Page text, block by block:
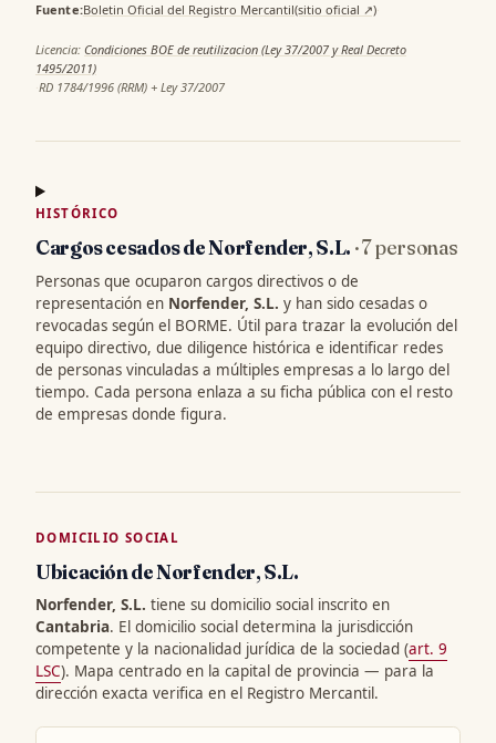
Fuente:Boletin Oficial del Registro Mercantil(sitio oficial ↗)·
Licencia: Condiciones BOE de reutilizacion (Ley 37/2007 y Real Decreto
1495/2011)
·RD 1784/1996 (RRM) + Ley 37/2007
HISTÓRICO
Cargos cesados de Norfender, S.L. · 7 personas
Personas que ocuparon cargos directivos o de
representación en Norfender, S.L. y han sido cesadas o
revocadas según el BORME. Útil para trazar la evolución del
equipo directivo, due diligence histórica e identificar redes
de personas vinculadas a múltiples empresas a lo largo del
tiempo. Cada persona enlaza a su ficha pública con el resto
de empresas donde figura.
DOMICILIO SOCIAL
Ubicación de Norfender, S.L.
Norfender, S.L. tiene su domicilio social inscrito en
Cantabria. El domicilio social determina la jurisdicción
competente y la nacionalidad jurídica de la sociedad (art. 9
LSC). Mapa centrado en la capital de provincia — para la
dirección exacta verifica en el Registro Mercantil.